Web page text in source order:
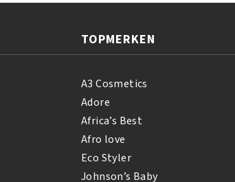
65
gr
TOPMERKEN
A3 Cosmetics
Adore
Africa’s Best
Afro love
Eco Styler
Johnson’s Baby